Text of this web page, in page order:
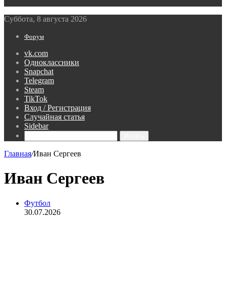
Суббота, 8 августа 2026
Форум
vk.com
Одноклассники
Snapchat
Telegram
Steam
TikTok
Вход / Регистрация
Случайная статья
Sidebar
Главная/Иван Сергеев
Иван Сергеев
Футбол
30.07.2026